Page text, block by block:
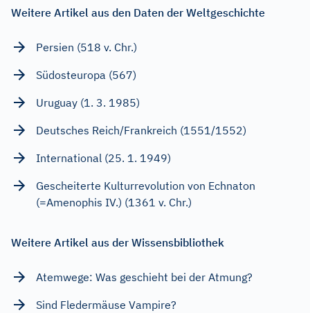
Weitere Artikel aus den Daten der Weltgeschichte
Persien (518 v. Chr.)
Südosteuropa (567)
Uruguay (1. 3. 1985)
Deutsches Reich/Frankreich (1551/1552)
International (25. 1. 1949)
Gescheiterte Kulturrevolution von Echnaton
(=Amenophis IV.) (1361 v. Chr.)
Weitere Artikel aus der Wissensbibliothek
Atemwege: Was geschieht bei der Atmung?
Sind Fledermäuse Vampire?